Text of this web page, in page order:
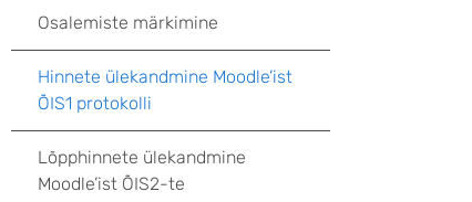
Osalemiste märkimine
Hinnete ülekandmine Moodle’ist
ÕIS1 protokolli
Lõpphinnete ülekandmine
Moodle’ist ÕIS2-te